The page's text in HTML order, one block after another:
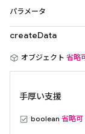
パラメータ
createData
オブジェクト 省略
手厚い支援
boolean 省略可